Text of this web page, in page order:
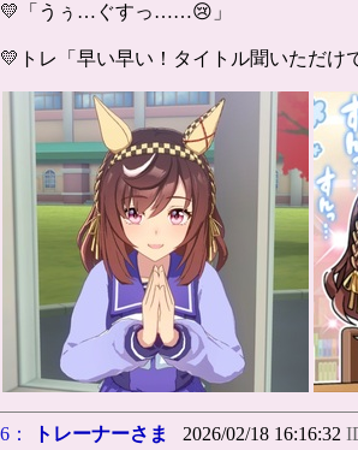
💛「うぅ…ぐすっ……😢」
💛トレ「早い早い！タイトル聞いただけ
6： トレーナーさま 2026/02/18 16:16:32